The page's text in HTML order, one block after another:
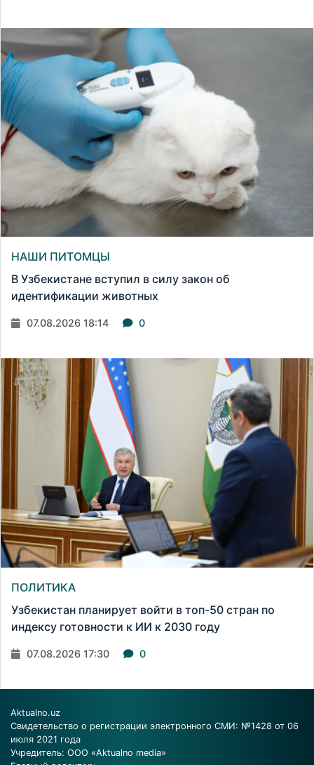
НАШИ ПИТОМЦЫ
В Узбекистане вступил в силу закон об
идентификации животных
07.08.2026 18:14 0
ПОЛИТИКА
Узбекистан планирует войти в топ-50 стран по
индексу готовности к ИИ к 2030 году
07.08.2026 17:30 0
Aktualno.uz
Свидетельство о регистрации электронного СМИ: №1428 от 06
июля 2021 года
Учредитель: ООО «Aktualno media»